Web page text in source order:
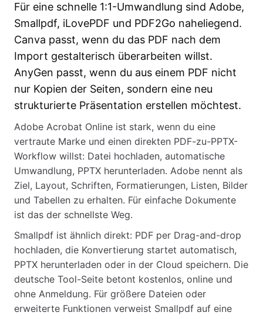
Für eine schnelle 1:1-Umwandlung sind Adobe,
Smallpdf, iLovePDF und PDF2Go naheliegend.
Canva passt, wenn du das PDF nach dem
Import gestalterisch überarbeiten willst.
AnyGen passt, wenn du aus einem PDF nicht
nur Kopien der Seiten, sondern eine neu
strukturierte Präsentation erstellen möchtest.
Adobe Acrobat Online ist stark, wenn du eine
vertraute Marke und einen direkten PDF-zu-PPTX-
Workflow willst: Datei hochladen, automatische
Umwandlung, PPTX herunterladen. Adobe nennt als
Ziel, Layout, Schriften, Formatierungen, Listen, Bilder
und Tabellen zu erhalten. Für einfache Dokumente
ist das der schnellste Weg.
Smallpdf ist ähnlich direkt: PDF per Drag-and-drop
hochladen, die Konvertierung startet automatisch,
PPTX herunterladen oder in der Cloud speichern. Die
deutsche Tool-Seite betont kostenlos, online und
ohne Anmeldung. Für größere Dateien oder
erweiterte Funktionen verweist Smallpdf auf eine